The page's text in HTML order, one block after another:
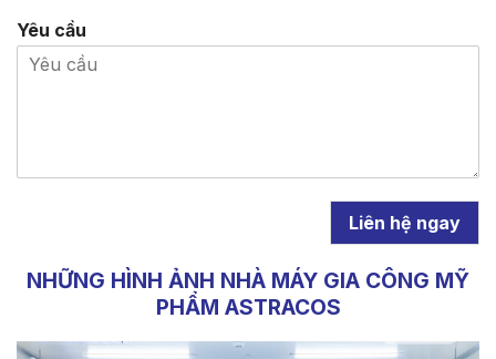
Yêu cầu
Liên hệ ngay
NHỮNG HÌNH ẢNH NHÀ MÁY GIA CÔNG MỸ
PHẨM ASTRACOS